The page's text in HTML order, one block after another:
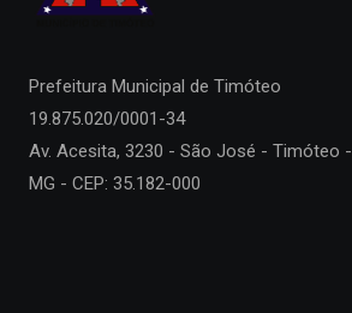
Prefeitura Municipal de Timóteo
19.875.020/0001-34
Av. Acesita, 3230 - São José - Timóteo -
MG - CEP: 35.182-000